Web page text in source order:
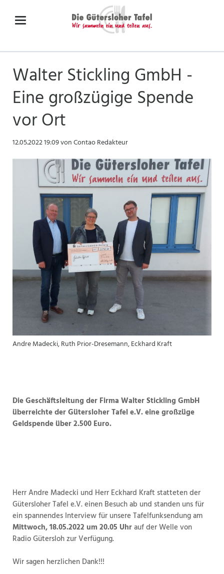
Walter Stickling GmbH -
Eine großzügige Spende
vor Ort
12.05.2022 19:09von Contao Redakteur
Andre Madecki, Ruth Prior-Dresemann, Eckhard Kraft
Die Geschäftsleitung der Firma Walter Stickling GmbH
überreichte der Gütersloher Tafel e.V. eine großzüge
Geldspende über 2.500 Euro.
Herr Andre Madecki und Herr Eckhard Kraft statteten der
Gütersloher Tafel e.V. einen Besuch ab und standen uns für
ein spannendes Interview für unsere Tafelfunksendung am
Mittwoch, 18.05.2022 um 20.05 Uhrauf der Welle von
Radio Gütersloh zur Verfügung.
Wir sagen herzlichen Dank!!!